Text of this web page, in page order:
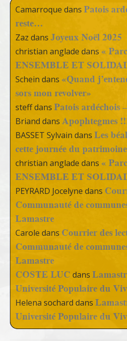
Camarroque dans Patois
reste…
Zaz dans Joyeux Noël 2025
christian anglade dans «
ENSEMBLE ET
Schein dans «Quand
sors mon revolver»
steffdans Patois ardéchois
Briand dans Apophtegmes
BASSET Sylvain dans Les
cette journée du patrimoine
christian anglade dans «
ENSEMBLE ET
PEYRARD Jocelyne dans
Communauté de
Lamastre
Carole dans Courrier des
Communauté de
Lamastre
COSTE LUC dans
Université Populaire du
Helena sochard dans
Université Populaire du